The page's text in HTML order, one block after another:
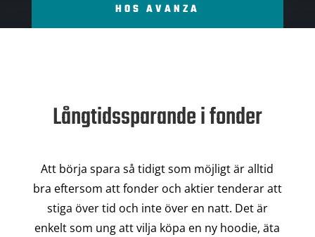
HOS AVANZA
Långtidssparande i fonder
Att börja spara så tidigt som möjligt är alltid
bra eftersom att fonder och aktier tenderar att
stiga över tid och inte över en natt. Det är
enkelt som ung att vilja köpa en ny hoodie, äta